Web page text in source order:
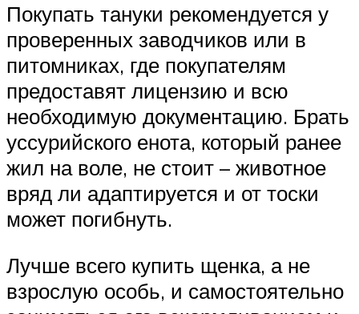
Покупать тануки рекомендуется у
проверенных заводчиков или в
питомниках, где покупателям
предоставят лицензию и всю
необходимую документацию. Брать
уссурийского енота, который ранее
жил на воле, не стоит – животное
вряд ли адаптируется и от тоски
может погибнуть.
Лучше всего купить щенка, а не
взрослую особь, и самостоятельно